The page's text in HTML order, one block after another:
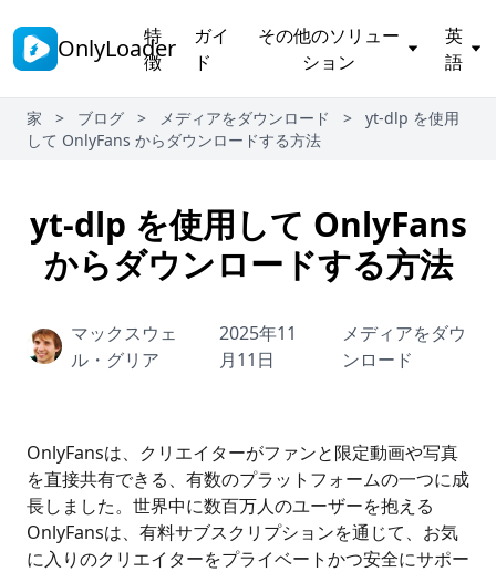
OnlyLoader
特
徴
ガイ
ド
その他のソリュー
ション
英
語
家 > ブログ > メディアをダウンロード >
yt-dlp を使用
して OnlyFans からダウンロードする方法
yt-dlp を使用して OnlyFans
からダウンロードする方法
マックスウェ
ル・グリア
2025年11
月11日
メディアをダウ
ンロード
OnlyFansは、クリエイターがファンと限定動画や写真
を直接共有できる、有数のプラットフォームの一つに成
長しました。世界中に数百万人のユーザーを抱える
OnlyFansは、有料サブスクリプションを通じて、お気
に入りのクリエイターをプライベートかつ安全にサポー